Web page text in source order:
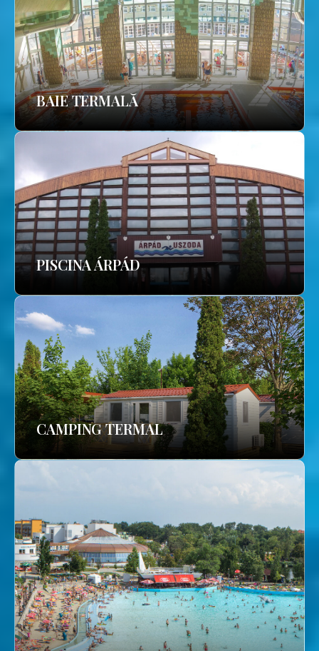
BAIE TERMALĂ
PISCINA ÁRPÁD
CAMPING TERMAL